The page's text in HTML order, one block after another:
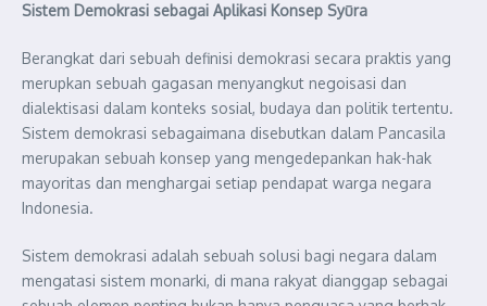
Sistem Demokrasi sebagai Aplikasi Konsep Syūra
Berangkat dari sebuah definisi demokrasi secara praktis yang
merupkan sebuah gagasan menyangkut negoisasi dan
dialektisasi dalam konteks sosial, budaya dan politik tertentu.
Sistem demokrasi sebagaimana disebutkan dalam Pancasila
merupakan sebuah konsep yang mengedepankan hak-hak
mayoritas dan menghargai setiap pendapat warga negara
Indonesia.
Sistem demokrasi adalah sebuah solusi bagi negara dalam
mengatasi sistem monarki, di mana rakyat dianggap sebagai